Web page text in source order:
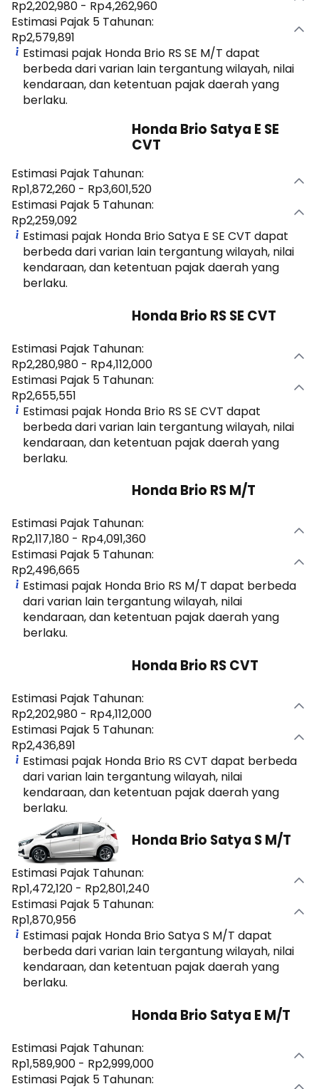
Rp2,202,980 - Rp4,262,960
Estimasi Pajak 5 Tahunan:
Rp2,579,891
Estimasi pajak Honda Brio RS SE M/T dapat
berbeda dari varian lain tergantung wilayah, nilai
kendaraan, dan ketentuan pajak daerah yang
berlaku.
Honda Brio Satya E SE
CVT
Estimasi Pajak Tahunan:
Rp1,872,260 - Rp3,601,520
Estimasi Pajak 5 Tahunan:
Rp2,259,092
Estimasi pajak Honda Brio Satya E SE CVT dapat
berbeda dari varian lain tergantung wilayah, nilai
kendaraan, dan ketentuan pajak daerah yang
berlaku.
Honda Brio RS SE CVT
Estimasi Pajak Tahunan:
Rp2,280,980 - Rp4,112,000
Estimasi Pajak 5 Tahunan:
Rp2,655,551
Estimasi pajak Honda Brio RS SE CVT dapat
berbeda dari varian lain tergantung wilayah, nilai
kendaraan, dan ketentuan pajak daerah yang
berlaku.
Honda Brio RS M/T
Estimasi Pajak Tahunan:
Rp2,117,180 - Rp4,091,360
Estimasi Pajak 5 Tahunan:
Rp2,496,665
Estimasi pajak Honda Brio RS M/T dapat berbeda
dari varian lain tergantung wilayah, nilai
kendaraan, dan ketentuan pajak daerah yang
berlaku.
Honda Brio RS CVT
Estimasi Pajak Tahunan:
Rp2,202,980 - Rp4,112,000
Estimasi Pajak 5 Tahunan:
Rp2,436,891
Estimasi pajak Honda Brio RS CVT dapat berbeda
dari varian lain tergantung wilayah, nilai
kendaraan, dan ketentuan pajak daerah yang
berlaku.
Honda Brio Satya S M/T
Estimasi Pajak Tahunan:
Rp1,472,120 - Rp2,801,240
Estimasi Pajak 5 Tahunan:
Rp1,870,956
Estimasi pajak Honda Brio Satya S M/T dapat
berbeda dari varian lain tergantung wilayah, nilai
kendaraan, dan ketentuan pajak daerah yang
berlaku.
Honda Brio Satya E M/T
Estimasi Pajak Tahunan:
Rp1,589,900 - Rp2,999,000
Estimasi Pajak 5 Tahunan: